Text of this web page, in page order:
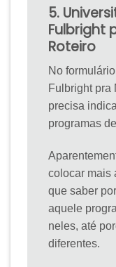
5.
Fulbright
Roteiro
No
Fulbright pra
precisa
programas
colocar mais
que saber
aquele
neles, até
diferentes.